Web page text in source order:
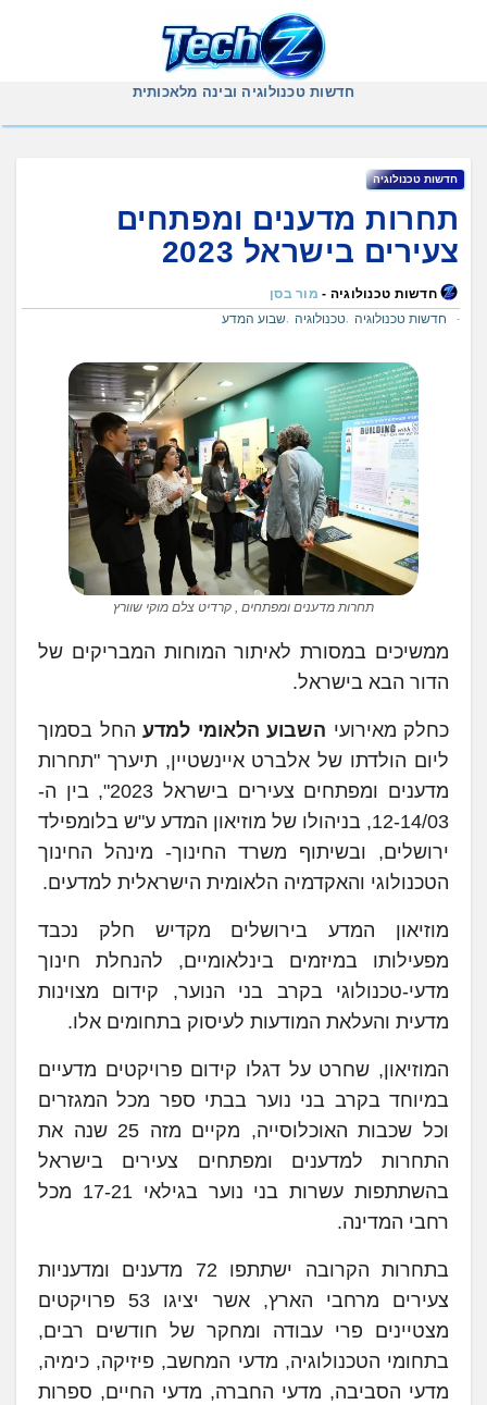
חדשות טכנולוגיה ובינה מלאכותית
חדשות טכנולוגיה
תחרות מדענים ומפתחים
צעירים בישראל 2023
חדשות טכנולוגיה - מור בסן
חדשות טכנולוגיה
טכנולוגיה שבוע המדע
תחרות מדענים ומפתחים , קרדיט צלם מוקי שוורץ
ממשיכים במסורת לאיתור המוחות המבריקים של
הדור הבא בישראל.
כחלק מאירועי השבוע הלאומי למדע החל בסמוך
ליום הולדתו של אלברט איינשטיין, תיערך "תחרות
מדענים ומפתחים צעירים בישראל 2023", בין ה-
12-14/03, בניהולו של מוזיאון המדע ע"ש בלומפילד
ירושלים, ובשיתוף משרד החינוך- מינהל החינוך
הטכנולוגי והאקדמיה הלאומית הישראלית למדעים.
מוזיאון המדע בירושלים מקדיש חלק נכבד
מפעילותו במיזמים בינלאומיים, להנחלת חינוך
מדעי-טכנולוגי בקרב בני הנוער, קידום מצוינות
מדעית והעלאת המודעות לעיסוק בתחומים אלו.
המוזיאון, שחרט על דגלו קידום פרויקטים מדעיים
במיוחד בקרב בני נוער בבתי ספר מכל המגזרים
וכל שכבות האוכלוסייה, מקיים מזה 25 שנה את
התחרות למדענים ומפתחים צעירים בישראל
בהשתתפות עשרות בני נוער בגילאי 17-21 מכל
רחבי המדינה.
בתחרות הקרובה ישתתפו 72 מדענים ומדעניות
צעירים מרחבי הארץ, אשר יציגו 53 פרויקטים
מצטיינים פרי עבודה ומחקר של חודשים רבים,
בתחומי הטכנולוגיה, מדעי המחשב, פיזיקה, כימיה,
מדעי הסביבה, מדעי החברה, מדעי החיים, ספרות